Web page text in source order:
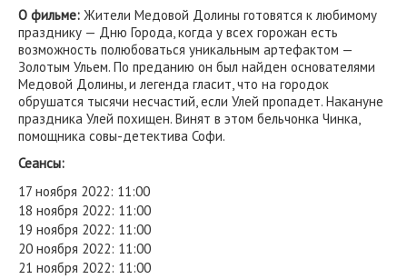
О фильме: Жители Медовой Долины готовятся к любимому
празднику — Дню Города, когда у всех горожан есть
возможность полюбоваться уникальным артефактом —
Золотым Ульем. По преданию он был найден основателями
Медовой Долины, и легенда гласит, что на городок
обрушатся тысячи несчастий, если Улей пропадет. Накануне
праздника Улей похищен. Винят в этом бельчонка Чинка,
помощника совы-детектива Софи.
Сеансы:
17 ноября 2022: 11:00
18 ноября 2022: 11:00
19 ноября 2022: 11:00
20 ноября 2022: 11:00
21 ноября 2022: 11:00